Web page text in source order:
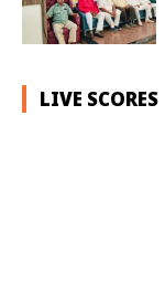
LIVE SCORES